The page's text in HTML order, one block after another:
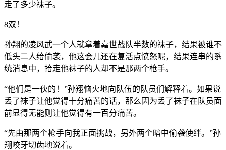
走了多少袜子。
8双！
孙翔的凌风武一个人就拿着嘉世战队半数的袜子，结果被谁不
低头二人给偷袭，他这会儿还在复活点愤怒呢，结果连串的系
统消息中，拾走他袜子的人却不是那两个枪手。
“他们是一伙的！”孙翔恼火地向队伍的队员们解释着。如果说
丢了袜子让他觉得十分痛苦的话，那么因为丢了袜子在队员面
前显得无能则让他觉得有一百分痛苦。
“先由那两个枪手向我正面挑战，另外两个暗中偷袭使绊。”孙
翔咬牙切齿地说着。